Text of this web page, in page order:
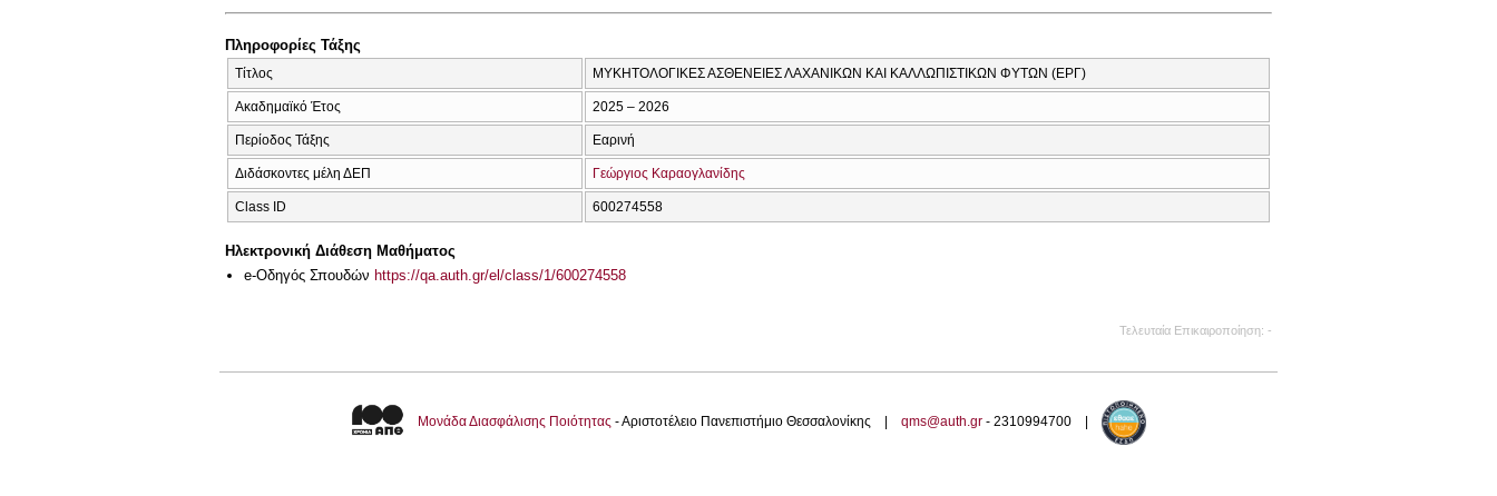
Πληροφορίες Τάξης
Τίτλος ΜΥΚΗΤΟΛΟΓΙΚΕΣ ΑΣΘΕΝΕΙΕΣ ΛΑΧΑΝΙΚΩΝ ΚΑΙ ΚΑΛΛΩΠΙΣΤΙΚΩΝ ΦΥΤΩΝ (ΕΡΓ)
Ακαδημαϊκό Έτος 2025 – 2026
Περίοδος Τάξης Εαρινή
Διδάσκοντες μέλη ΔΕΠ Γεώργιος Καραογλανίδης
Class ID 600274558
Ηλεκτρονική Διάθεση Μαθήματος
e-Οδηγός Σπουδών https://qa.auth.gr/el/class/1/600274558
Τελευταία Επικαιροποίηση -
Μονάδα Διασφάλισης Ποιότητας - Αριστοτέλειο Πανεπιστήμιο Θεσσαλονίκης | qms@auth.gr - 2310994700 |